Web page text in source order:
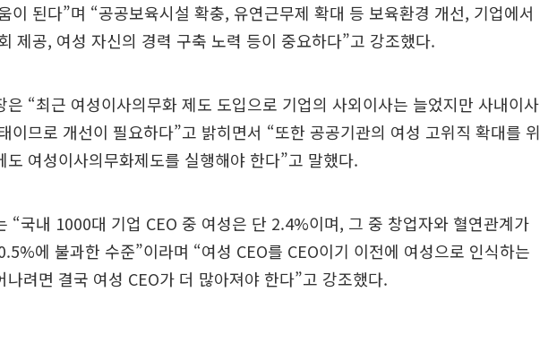
이 된다”며 “공공보육시설 확충, 유연근무제 확대 등 보육환경 개선, 기업에서
제공, 여성 자신의 경력 구축 노력 등이 중요하다”고 강조했다.
은 “최근 여성이사의무화 제도 도입으로 기업의 사외이사는 늘었지만 사내이사
이므로 개선이 필요하다”고 밝히면서 “또한 공공기관의 여성 고위직 확대를 위
도 여성이사의무화제도를 실행해야 한다”고 말했다.
“국내 1000대 기업 CEO 중 여성은 단 2.4%이며, 그 중 창업자와 혈연관계가
에 불과한 수준”이라며 “여성 CEO를 CEO이기 이전에 여성으로 인식하는
나려면 결국 여성 CEO가 더 많아져야 한다”고 강조했다.